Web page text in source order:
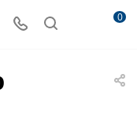
0